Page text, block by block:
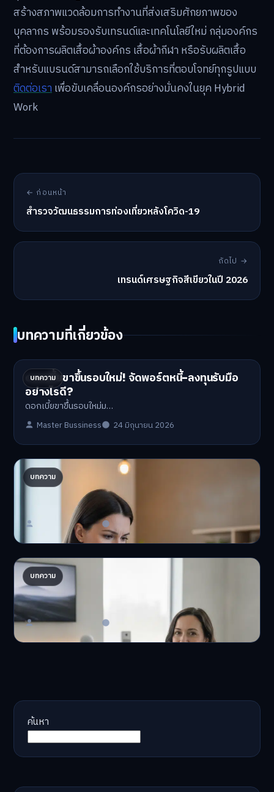
สร้างสภาพแวดล้อมการทำงานที่ส่งเสริมศักยภาพของ
บุคลากร พร้อมรองรับเทรนด์และเทคโนโลยีใหม่ กลุ่มองค์กร
ที่ต้องการผลิตเสื้อผ้าองค์กร เสื้อผ้ากีฬา หรือรับผลิตเสื้อ
สำหรับแบรนด์สามารถเลือกใช้บริการที่ตอบโจทย์ทุกรูปแบบ
ติดต่อเราเพื่อขับเคลื่อนองค์กรอย่างมั่นคงในยุค Hybrid
Work
← ก่อนหน้า
สำรวจวัฒนธรรมการท่องเที่ยวหลังโควิด-19
ถัดไป →
เทรนด์เศรษฐกิจสีเขียวในปี 2026
บทความที่เกี่ยวข้อง
บทความ
ดอกเบี้ยขาขึ้นรอบใหม่! จัดพอร์ตหนี้-ลงทุนรับมือ
อย่างไรดี?
ดอกเบี้ยขาขึ้นรอบใหม่ม…
Master Bussiness 24 มิถุนายน 2026
บทความ
ปรับพอร์ตรับ ‘เงินดิจิทัล 2.0’ จัดสรรงบอย่างไรไม่
ให้พัง
'เงินดิจิทัล 2.0' มาแล…
Master Bussiness 23 มิถุนายน 2026
บทความ
AI จัดพอร์ตให้ปัง! เทรนด์ลงทุนยุคใหม่ ไม่ต้องเฝ้า
จอ
AI จัดพอร์ตให้ปัง! หมด…
Master Bussiness 23 มิถุนายน 2026
ค้นหา